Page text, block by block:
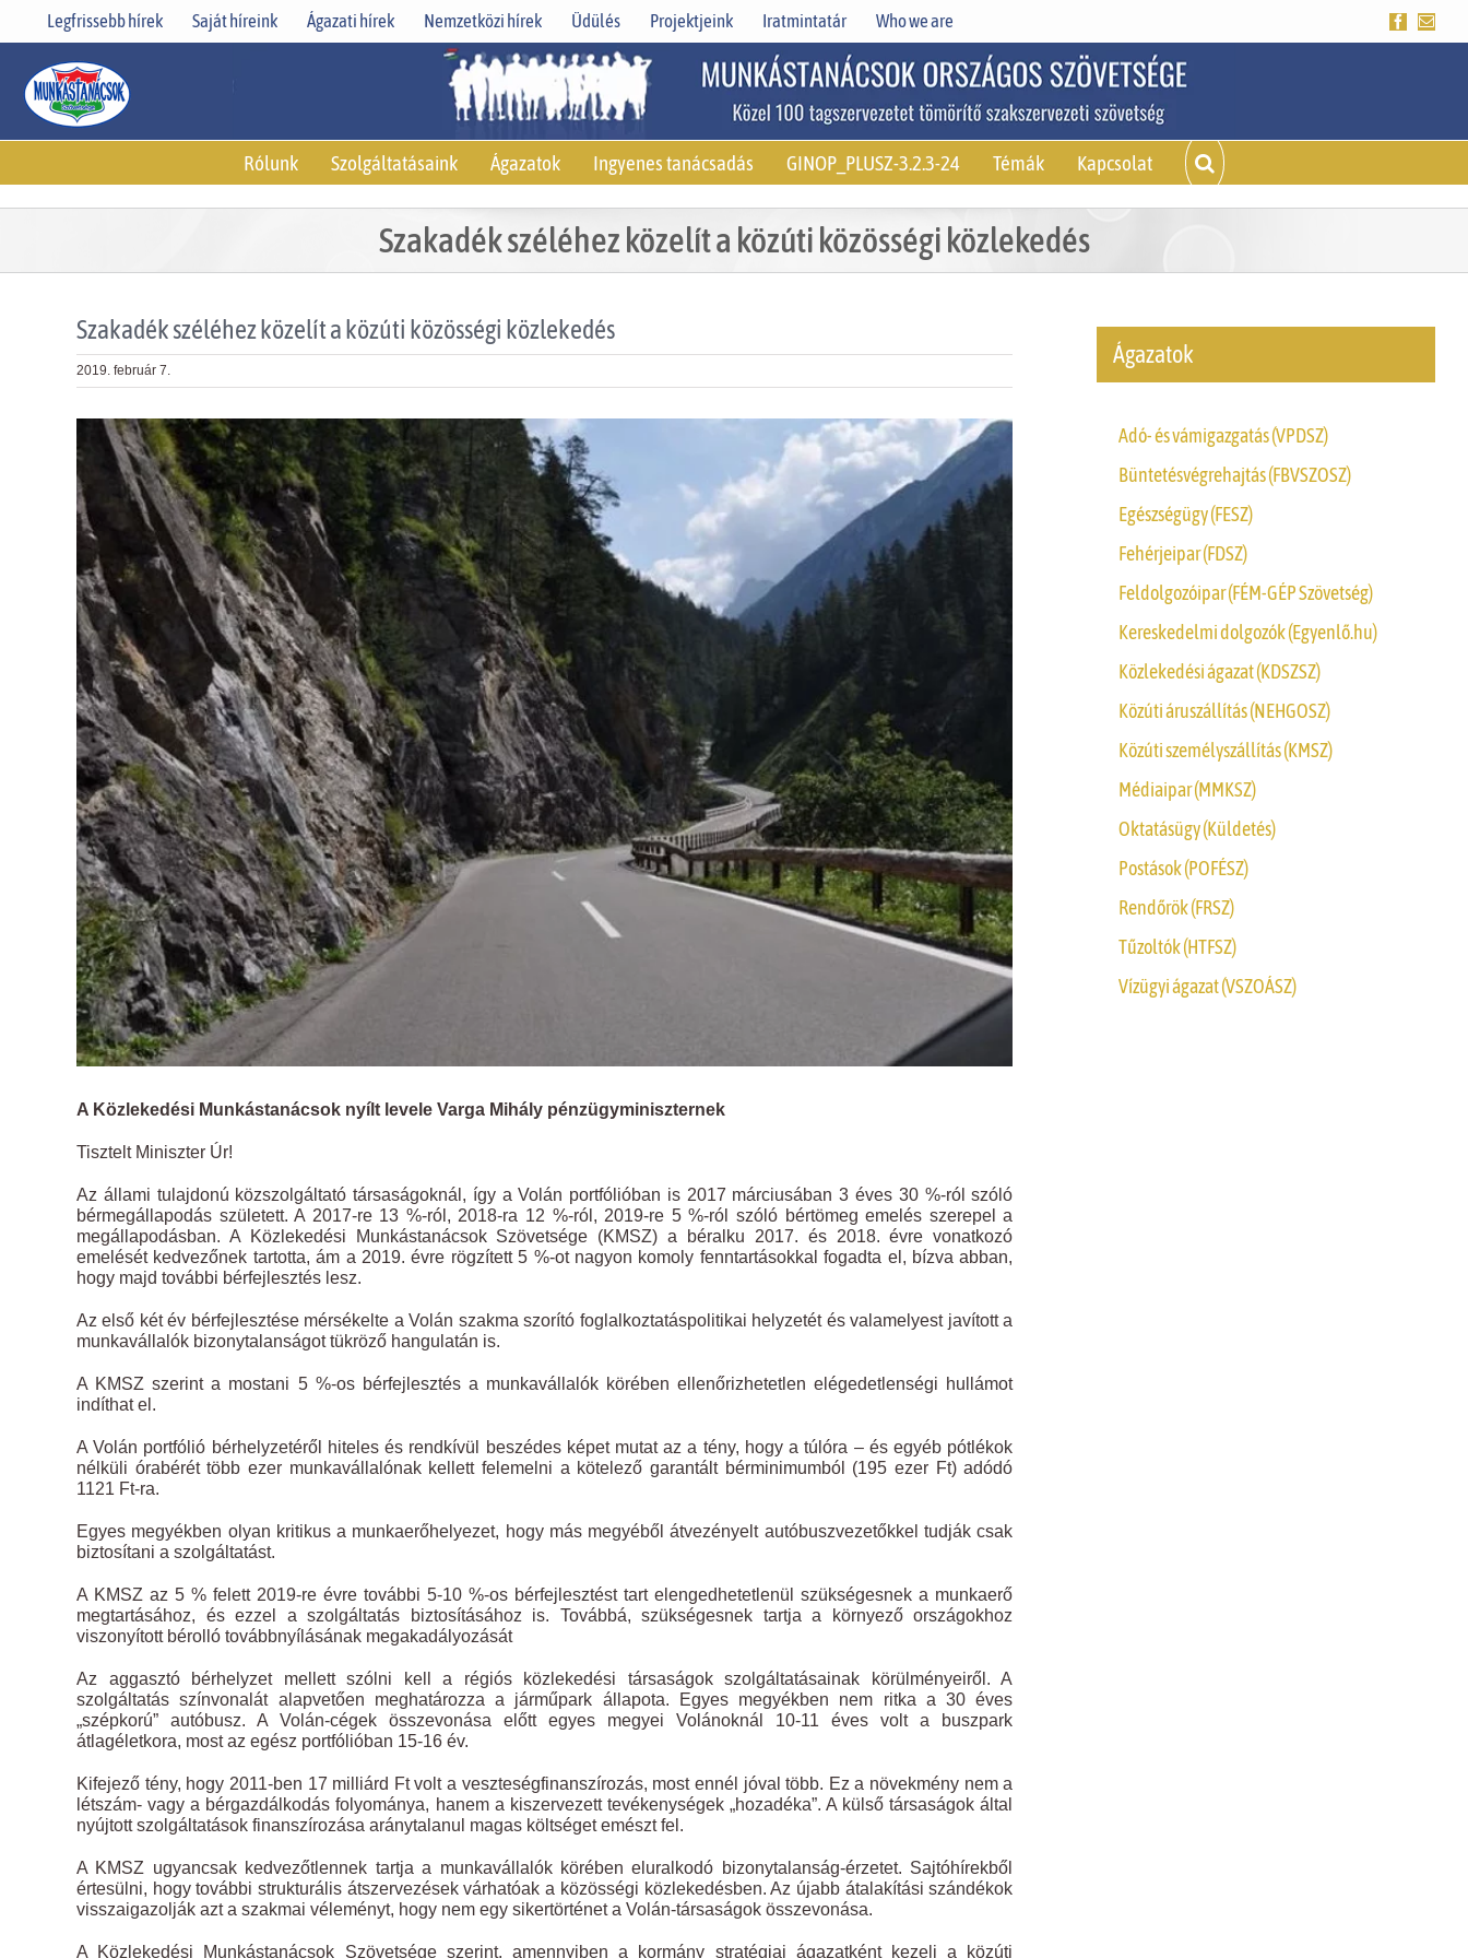
Legfrissebb hírek Saját híreink Ágazati hírek Nemzetközi hírek Üdülés Projektjeink Iratmintatár Who we are Facebook
Rólunk Szolgáltatásaink Ágazatok Ingyenes tanácsadás GINOP_PLUSZ-3.2.3-24 Témák Kapcsolat
Szakadék széléhez közelít a közúti közösségi közlekedés
Szakadék széléhez közelít a közúti közösségi közlekedés
2019. február 7.
View
Larger
Image
A Közlekedési Munkástanácsok nyílt levele Varga Mihály pénzügyminiszternek
Tisztelt Miniszter Úr!
Az állami tulajdonú közszolgáltató társaságoknál, így a Volán portfólióban is 2017 márciusában 3 éves 30 %-ról szóló
bérmegállapodás született. A 2017-re 13 %-ról, 2018-ra 12 %-ról, 2019-re 5 %-ról szóló bértömeg emelés szerepel a
megállapodásban. A Közlekedési Munkástanácsok Szövetsége (KMSZ) a béralku 2017. és 2018. évre vonatkozó
emelését kedvezőnek tartotta, ám a 2019. évre rögzített 5 %-ot nagyon komoly fenntartásokkal fogadta el, bízva abban,
hogy majd további bérfejlesztés lesz.
Az első két év bérfejlesztése mérsékelte a Volán szakma szorító foglalkoztatáspolitikai helyzetét és valamelyest javított a
munkavállalók bizonytalanságot tükröző hangulatán is.
A KMSZ szerint a mostani 5 %-os bérfejlesztés a munkavállalók körében ellenőrizhetetlen elégedetlenségi hullámot
indíthat el.
A Volán portfólió bérhelyzetéről hiteles és rendkívül beszédes képet mutat az a tény, hogy a túlóra – és egyéb pótlékok
nélküli órabérét több ezer munkavállalónak kellett felemelni a kötelező garantált bérminimumból (195 ezer Ft) adódó
1121 Ft-ra.
Egyes megyékben olyan kritikus a munkaerőhelyezet, hogy más megyéből átvezényelt autóbuszvezetőkkel tudják csak
biztosítani a szolgáltatást.
A KMSZ az 5 % felett 2019-re évre további 5-10 %-os bérfejlesztést tart elengedhetetlenül szükségesnek a munkaerő
megtartásához, és ezzel a szolgáltatás biztosításához is. Továbbá, szükségesnek tartja a környező országokhoz
viszonyított bérolló továbbnyílásának megakadályozását
Az aggasztó bérhelyzet mellett szólni kell a régiós közlekedési társaságok szolgáltatásainak körülményeiről. A
szolgáltatás színvonalát alapvetően meghatározza a járműpark állapota. Egyes megyékben nem ritka a 30 éves
„szépkorú” autóbusz. A Volán-cégek összevonása előtt egyes megyei Volánoknál 10-11 éves volt a buszpark
átlagéletkora, most az egész portfólióban 15-16 év.
Kifejező tény, hogy 2011-ben 17 milliárd Ft volt a veszteségfinanszírozás, most ennél jóval több. Ez a növekmény nem a
létszám- vagy a bérgazdálkodás folyománya, hanem a kiszervezett tevékenységek „hozadéka”. A külső társaságok által
nyújtott szolgáltatások finanszírozása aránytalanul magas költséget emészt fel.
A KMSZ ugyancsak kedvezőtlennek tartja a munkavállalók körében eluralkodó bizonytalanság-érzetet. Sajtóhírekből
értesülni, hogy további strukturális átszervezések várhatóak a közösségi közlekedésben. Az újabb átalakítási szándékok
visszaigazolják azt a szakmai véleményt, hogy nem egy sikertörténet a Volán-társaságok összevonása.
A Közlekedési Munkástanácsok Szövetsége szerint, amennyiben a kormány stratégiai ágazatként kezeli a közúti
Ágazatok
Adó- és vámigazgatás (VPDSZ)
Büntetésvégrehajtás (FBVSZOSZ)
Egészségügy (FESZ)
Fehérjeipar (FDSZ)
Feldolgozóipar (FÉM-GÉP Szövetség)
Kereskedelmi dolgozók (Egyenlő.hu)
Közlekedési ágazat (KDSZSZ)
Közúti áruszállítás (NEHGOSZ)
Közúti személyszállítás (KMSZ)
Médiaipar (MMKSZ)
Oktatásügy (Küldetés)
Postások (POFÉSZ)
Rendőrök (FRSZ)
Tűzoltók (HTFSZ)
Vízügyi ágazat (VSZOÁSZ)